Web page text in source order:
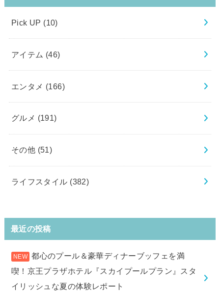
Pick UP (10)
アイテム (46)
エンタメ (166)
グルメ (191)
その他 (51)
ライフスタイル (382)
最近の投稿
都心のプール＆豪華ディナーブッフェを満
喫！京王プラザホテル『スカイプールプラン』スタ
イリッシュな夏の体験レポート